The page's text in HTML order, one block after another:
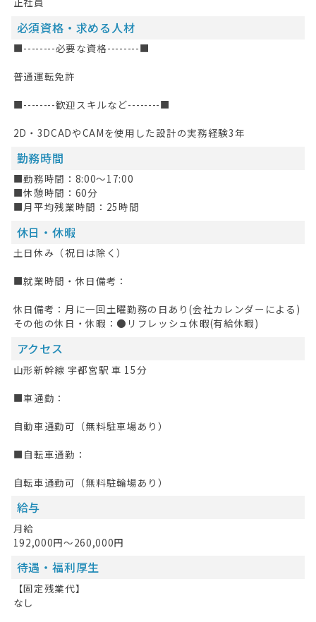
HOME
無料会員登録
ログイン
キープした求人
最近見た求人
掲載希望の方へ
必須資格・求める人材
■--------必要な資格--------■
普通運転免許
■--------歓迎スキルなど--------■
2D・3DCADやCAMを使用した設計の実務経験3年
勤務時間
■勤務時間：8:00～17:00
■休憩時間：60分
■月平均残業時間：25時間
休日・休暇
土日休み（祝日は除く）
■就業時間・休日備考：
休日備考：月に一回土曜勤務の日あり(会社カレンダーによる)
その他の休日・休暇：●リフレッシュ休暇(有給休暇)
アクセス
山形新幹線 宇都宮駅 車 15分
■車通勤：
自動車通勤可（無料駐車場あり）
■自転車通勤：
自転車通勤可（無料駐輪場あり）
給与
月給
192,000円～260,000円
待遇・福利厚生
【固定残業代】
なし